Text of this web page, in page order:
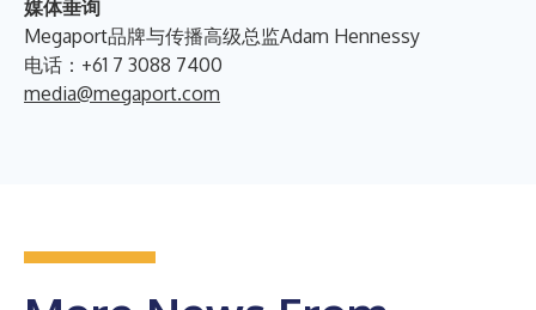
媒体垂询
Megaport品牌与传播高级总监Adam Hennessy
电话：+61 7 3088 7400
media@megaport.com